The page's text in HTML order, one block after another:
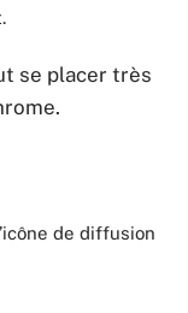
se placer très
de diffusion